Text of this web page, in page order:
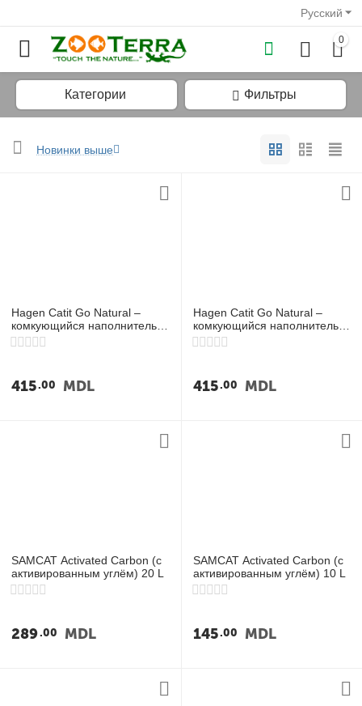
Русский
0
Категории Фильтры
Новинки выше
Hagen Catit Go Natural –
комкующийся наполнитель
из гороховых волокон с
415 00 MDL
Hagen Catit Go Natural –
комкующийся наполнитель
из гороховых волокон с
415 00 MDL
SAMCAT Activated Carbon (с
активированным углём) 20 L
289 00 MDL
SAMCAT Activated Carbon (с
активированным углём) 10 L
145 00 MDL